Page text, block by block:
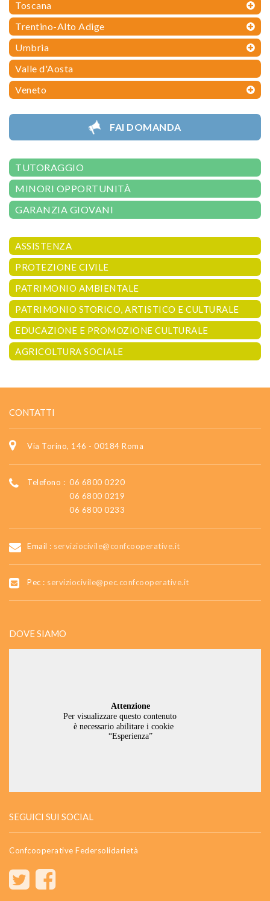
Toscana
Trentino-Alto Adige
Umbria
Valle d'Aosta
Veneto
FAI DOMANDA
TUTORAGGIO
MINORI OPPORTUNITÀ
GARANZIA GIOVANI
ASSISTENZA
PROTEZIONE CIVILE
PATRIMONIO AMBIENTALE
PATRIMONIO STORICO, ARTISTICO E CULTURALE
EDUCAZIONE E PROMOZIONE CULTURALE
AGRICOLTURA SOCIALE
CONTATTI
Via Torino, 146 - 00184 Roma
Telefono : 06 6800 0220
06 6800 0219
06 6800 0233
Email : serviziocivile@confcooperative.it
Pec : serviziocivile@pec.confcooperative.it
DOVE SIAMO
SEGUICI SUI SOCIAL
Confcooperative Federsolidarietà